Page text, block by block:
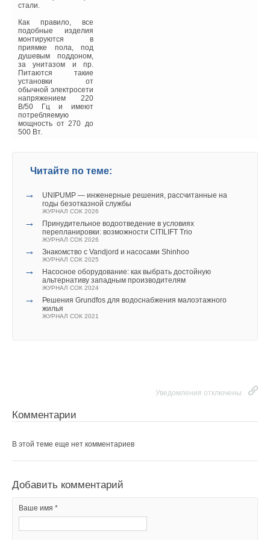
стали.
Как правило, все
подобные изделия
монтируются в
приямке пола, под
душевым поддоном,
за унитазом и пр.
Питаются такие
установки от
обычной электросети
напряжением 220
В/50 Гц и имеют
потребляемую
мощность от 270 до
500 Вт.
Читайте по теме:
→
UNIPUMP — инженерные решения, рассчитанные на
годы безотказной службы
ЖУРНАЛ СОК 2026
→
Принудительное водоотведение в условиях
перепланировки: возможности CITILIFT Trio
ЖУРНАЛ СОК 2026
→ Знакомство с Vandjord и насосами Shinhoo
ЖУРНАЛ СОК 2025
→
Насосное оборудование: как выбрать достойную
альтернативу западным производителям
ЖУРНАЛ СОК 2024
→
Решения Grundfos для водоснабжения малоэтажного
жилья
ЖУРНАЛ СОК 2021
Уведомления отключены
Комментарии
В этой теме еще нет комментариев
Добавить комментарий
Ваше имя *
Читайте по теме:
→
Bluehelix Sigma: конденсационный котёл с КПД выше,
чем вы ожидали
ЖУРНАЛ СОК МАЙ 2026
→
Исследование эффективности работы турбированного
котла на газовом топливе
ЖУРНАЛ СОК ДЕКАБРЬ 2025
ЖУРНАЛ СОК ИЮЛЬ 2023
«ВГР» - Форсаж 2023!
Комментарии
Ваш E-mail *
Текст комментария